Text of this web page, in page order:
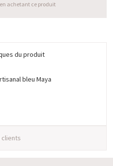
achetant ce produit
du produit
bleu Maya
clients